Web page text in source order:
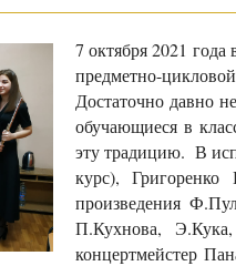
7 октября 2021
предметно-
Достаточно давно
обучающиеся в
эту традицию. В
курс),
произведения
П.Кухнова,
концертмейстер